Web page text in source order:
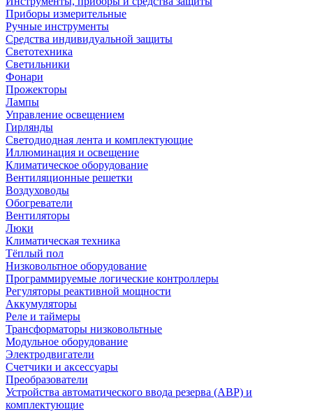
Приборы измерительные
Ручные инструменты
Средства индивидуальной защиты
Светотехника
Светильники
Фонари
Прожекторы
Лампы
Управление освещением
Гирлянды
Светодиодная лента и комплектующие
Иллюминация и освещение
Климатическое оборудование
Вентиляционные решетки
Воздуховоды
Обогреватели
Вентиляторы
Люки
Климатическая техника
Тёплый пол
Низковольтное оборудование
Программируемые логические контроллеры
Регуляторы реактивной мощности
Аккумуляторы
Реле и таймеры
Трансформаторы низковольтные
Модульное оборудование
Электродвигатели
Счетчики и аксессуары
Преобразователи
Устройства автоматического ввода резерва (АВР) и
комплектующие